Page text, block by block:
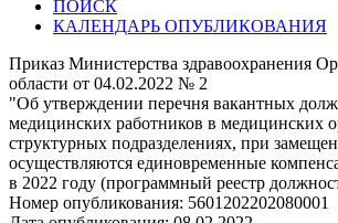
ПОИСК
КАЛЕНДАРЬ ОПУБЛИКОВАНИЯ
Приказ Министерства здравоохранения
области от 04.02.2022 № 2
"Об утверждении перечня вакантных
медицинских работников в медицинских
структурных подразделениях, при
осуществляются единовременные
в 2022 году (программный реестр
Номер опубликования: 5601202202080001